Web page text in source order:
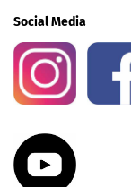
Social Media